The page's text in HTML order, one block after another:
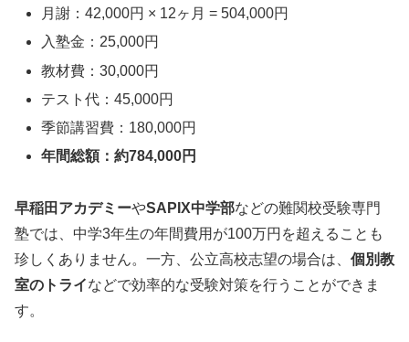
月謝：42,000円 × 12ヶ月 = 504,000円
入塾金：25,000円
教材費：30,000円
テスト代：45,000円
季節講習費：180,000円
年間総額：約784,000円
早稲田アカデミーやSAPIX中学部などの難関校受験専門
塾では、中学3年生の年間費用が100万円を超えることも
珍しくありません。一方、公立高校志望の場合は、 個別教
室のトライなどで効率的な受験対策を行うことができま
す。